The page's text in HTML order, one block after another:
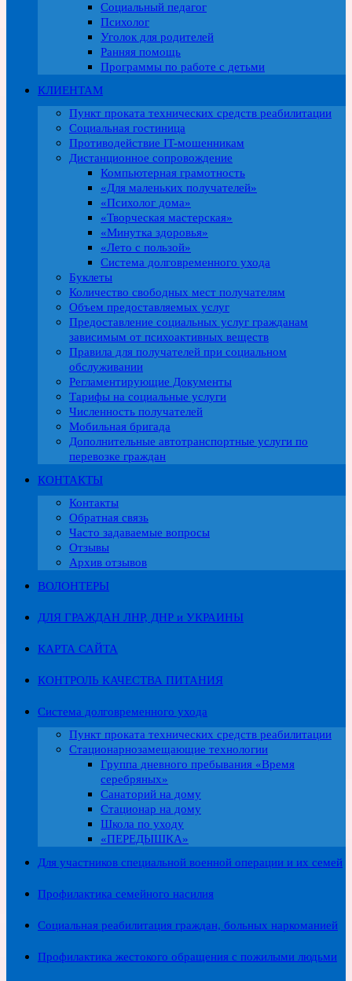
Социальный педагог
Психолог
Уголок для родителей
Ранняя помощь
Программы по работе с детьми
КЛИЕНТАМ
Пункт проката технических средств реабилитации
Социальная гостиница
Противодействие IT-мошенникам
Дистанционное сопровождение
Компьютерная грамотность
«Для маленьких получателей»
«Психолог дома»
«Творческая мастерская»
«Минутка здоровья»
«Лето с пользой»
Система долговременного ухода
Буклеты
Количество свободных мест получателям
Объем предоставляемых услуг
Предоставление социальных услуг гражданам
зависимым от психоактивных веществ
Правила для получателей при социальном
обслуживании
Регламентирующие Документы
Тарифы на социальные услуги
Численность получателей
Мобильная бригада
Дополнительные автотранспортные услуги по
перевозке граждан
КОНТАКТЫ
Контакты
Обратная связь
Часто задаваемые вопросы
Отзывы
Архив отзывов
ВОЛОНТЕРЫ
ДЛЯ ГРАЖДАН ЛНР, ДНР и УКРАИНЫ
КАРТА САЙТА
КОНТРОЛЬ КАЧЕСТВА ПИТАНИЯ
Система долговременного ухода
Пункт проката технических средств реабилитации
Стационарнозамещающие технологии
Группа дневного пребывания «Время
серебряных»
Санаторий на дому
Стационар на дому
Школа по уходу
«ПЕРЕДЫШКА»
Для участников специальной военной операции и их семей
Профилактика семейного насилия
Социальная реабилитация граждан, больных наркоманией
Профилактика жестокого обращения с пожилыми людьми